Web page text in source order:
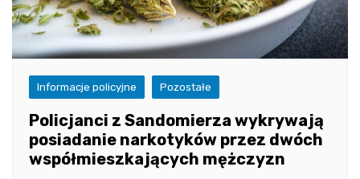
Informacje policyjne Pozostałe
Policjanci z Sandomierza wykrywają
posiadanie narkotyków przez dwóch
współmieszkających mężczyzn